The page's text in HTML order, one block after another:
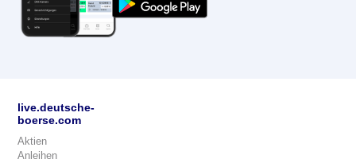
live.deutsche-
boerse.com
Aktien
Anleihen